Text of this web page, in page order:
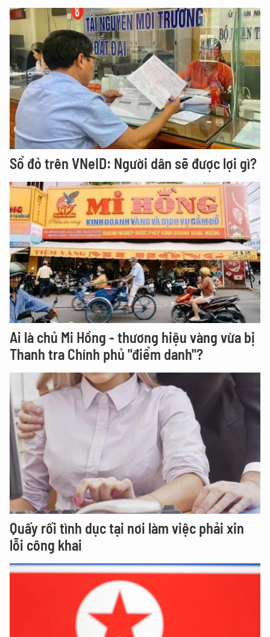
Sổ đỏ trên VNeID: Người dân sẽ được lợi gì?
Ai là chủ Mi Hồng - thương hiệu vàng vừa bị
Thanh tra Chính phủ "điểm danh"?
Quấy rối tình dục tại nơi làm việc phải xin
lỗi công khai